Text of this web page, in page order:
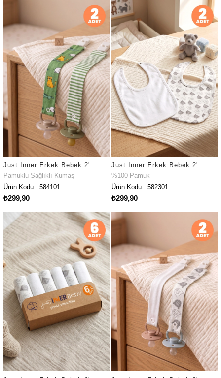
Just Inner Erkek Bebek 2'li Pamuklu Emzik Askısı Klipsli Safari ve Çizgili Güvenli ve Şık (584101)
Pamuklu Sağlıklı Kumaş
Ürün Kodu : 584101
₺299,90
Just Inner Erkek Bebek 2'li %100 Pamuk Önlük Ayıcık Desenli Çıtçıtlı Çift Katlı Cilt Dostu (582301)
%100 Pamuk
Ürün Kodu : 582301
₺299,90